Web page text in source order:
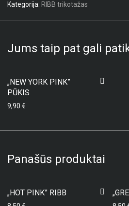
Kategorija: RIBB trikotažas
Jums taip pat gali
„NEW YORK PINK”
PŪKIS
9,90 €
Panašūs produktai
„HOT PINK” RIBB